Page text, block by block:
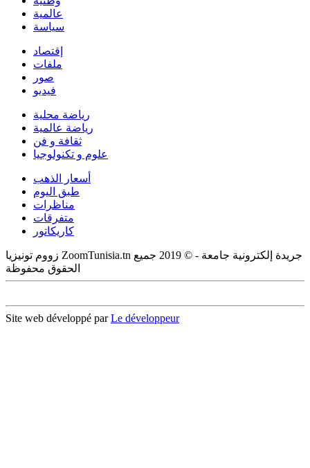
عالمية
سياسة
إقتصاد
ملفات
صور
فيديو
رياضة محلية
رياضة عالمية
ثقافة و فن
علوم و تكنولوجيا
أسعار الذهب
طبق اليوم
مناظرات
متفرقات
كاريكاتور
زووم تونيزيا ZoomTunisia.tn جريدة إلكترونية جامعة - © 2019 جميع
الحقوق محفوظة
Site web développé parLe développeur